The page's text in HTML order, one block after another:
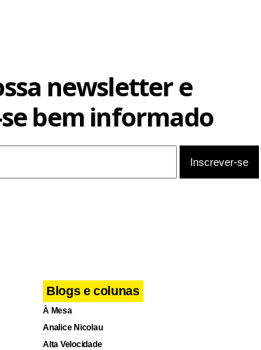
newsletter e
bem informado
Blogs e colunas
À Mesa
Analice Nicolau
Alta Velocidade